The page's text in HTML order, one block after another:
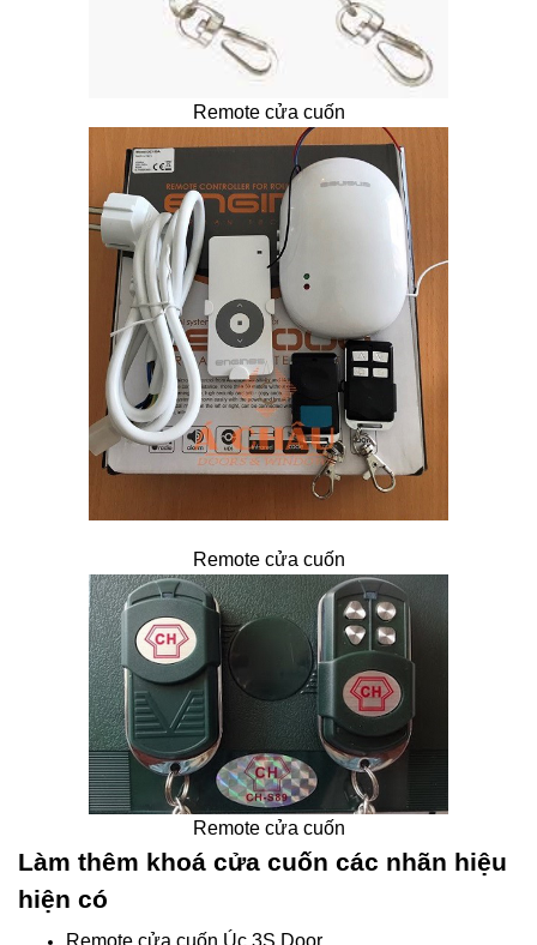
Remote cửa cuốn
Remote cửa cuốn
Remote cửa cuốn
Làm thêm khoá cửa cuốn các nhãn hiệu
hiện có
Remote cửa cuốn Úc 3S Door